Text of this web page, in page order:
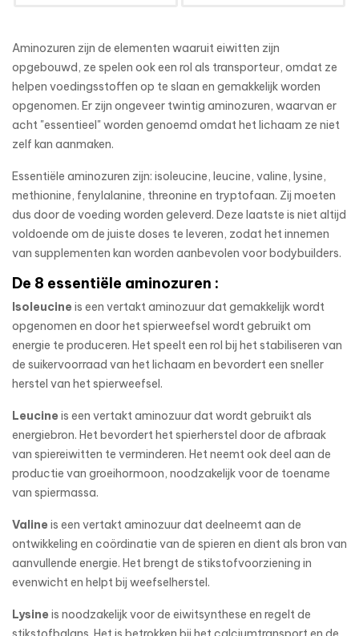
Aminozuren zijn de elementen waaruit eiwitten zijn
opgebouwd, ze spelen ook een rol als transporteur, omdat ze
helpen voedingsstoffen op te slaan en gemakkelijk worden
opgenomen. Er zijn ongeveer twintig aminozuren, waarvan er
acht "essentieel" worden genoemd omdat het lichaam ze niet
zelf kan aanmaken.
Essentiële aminozuren zijn: isoleucine, leucine, valine, lysine,
methionine, fenylalanine, threonine en tryptofaan. Zij moeten
dus door de voeding worden geleverd. Deze laatste is niet altijd
voldoende om de juiste doses te leveren, zodat het innemen
van supplementen kan worden aanbevolen voor bodybuilders.
De 8 essentiële aminozuren :
Isoleucine is een vertakt aminozuur dat gemakkelijk wordt
opgenomen en door het spierweefsel wordt gebruikt om
energie te produceren. Het speelt een rol bij het stabiliseren van
de suikervoorraad van het lichaam en bevordert een sneller
herstel van het spierweefsel.
Leucine is een vertakt aminozuur dat wordt gebruikt als
energiebron. Het bevordert het spierherstel door de afbraak
van spiereiwitten te verminderen. Het neemt ook deel aan de
productie van groeihormoon, noodzakelijk voor de toename
van spiermassa.
Valine is een vertakt aminozuur dat deelneemt aan de
ontwikkeling en coördinatie van de spieren en dient als bron van
aanvullende energie. Het brengt de stikstofvoorziening in
evenwicht en helpt bij weefselherstel.
Lysine is noodzakelijk voor de eiwitsynthese en regelt de